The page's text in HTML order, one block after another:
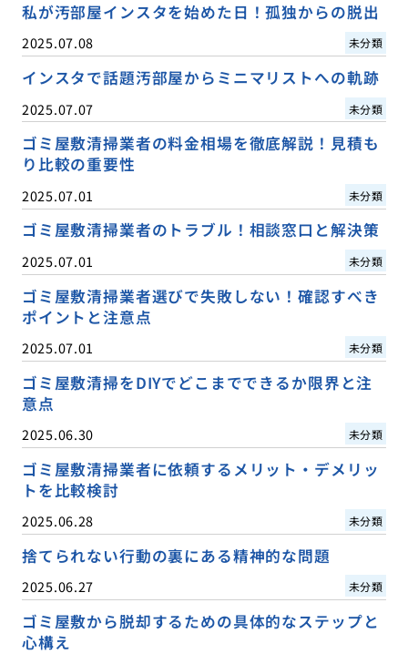
私が汚部屋インスタを始めた日！孤独からの脱出
2025.07.08 未分類
インスタで話題汚部屋からミニマリストへの軌跡
2025.07.07 未分類
ゴミ屋敷清掃業者の料金相場を徹底解説！見積も
り比較の重要性
2025.07.01 未分類
ゴミ屋敷清掃業者のトラブル！相談窓口と解決策
2025.07.01 未分類
ゴミ屋敷清掃業者選びで失敗しない！確認すべき
ポイントと注意点
2025.07.01 未分類
ゴミ屋敷清掃をDIYでどこまでできるか限界と注
意点
2025.06.30 未分類
ゴミ屋敷清掃業者に依頼するメリット・デメリッ
トを比較検討
2025.06.28 未分類
捨てられない行動の裏にある精神的な問題
2025.06.27 未分類
ゴミ屋敷から脱却するための具体的なステップと
心構え